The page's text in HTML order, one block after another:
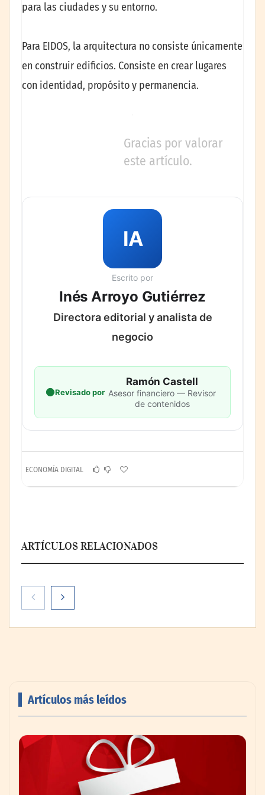
para las ciudades y su entorno.
Para EIDOS, la arquitectura no consiste únicamente
en construir edificios. Consiste en crear lugares
con identidad, propósito y permanencia.
Gracias por valorar
este artículo.
IA
Escrito por
Inés Arroyo Gutiérrez
Directora editorial y analista de
negocio
Revisado por
Ramón Castell
Asesor financiero — Revisor
de contenidos
ECONOMÍA DIGITAL
ARTÍCULOS RELACIONADOS
pisos deportivos para gimnasios en México
Artículos más leídos